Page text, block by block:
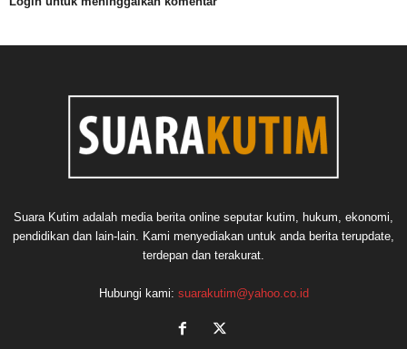
Suara Kutim adalah media berita online seputar kutim, hukum, ekonomi,
pendidikan dan lain-lain. Kami menyediakan untuk anda berita terupdate,
terdepan dan terakurat.
Hubungi kami: suarakutim@yahoo.co.id